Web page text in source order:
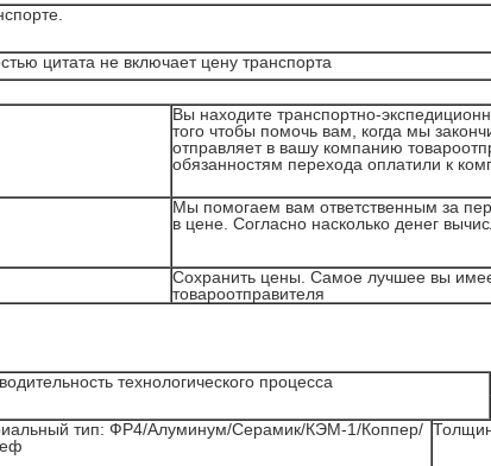
цитата не включает цену транспорта
Вы находите транспортно-
того чтобы помочь вам, когда мы
отправляет в вашу компанию
обязанностям перехода оплатили к
Мы помогаем вам ответственным за
в цене. Согласно насколько денег
Сохранить цены. Самое лучшее вы
товароотправителя
технологического процесса
тип: ФР4/Алуминум/Серамик/КЭМ-1/Коппер/